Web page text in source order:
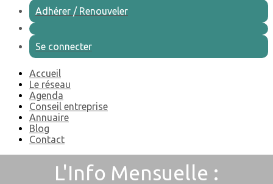
Adhérer / Renouveler
Se connecter
Accueil
Le réseau
Agenda
Conseil entreprise
Annuaire
Blog
Contact
L'Info Mensuelle :